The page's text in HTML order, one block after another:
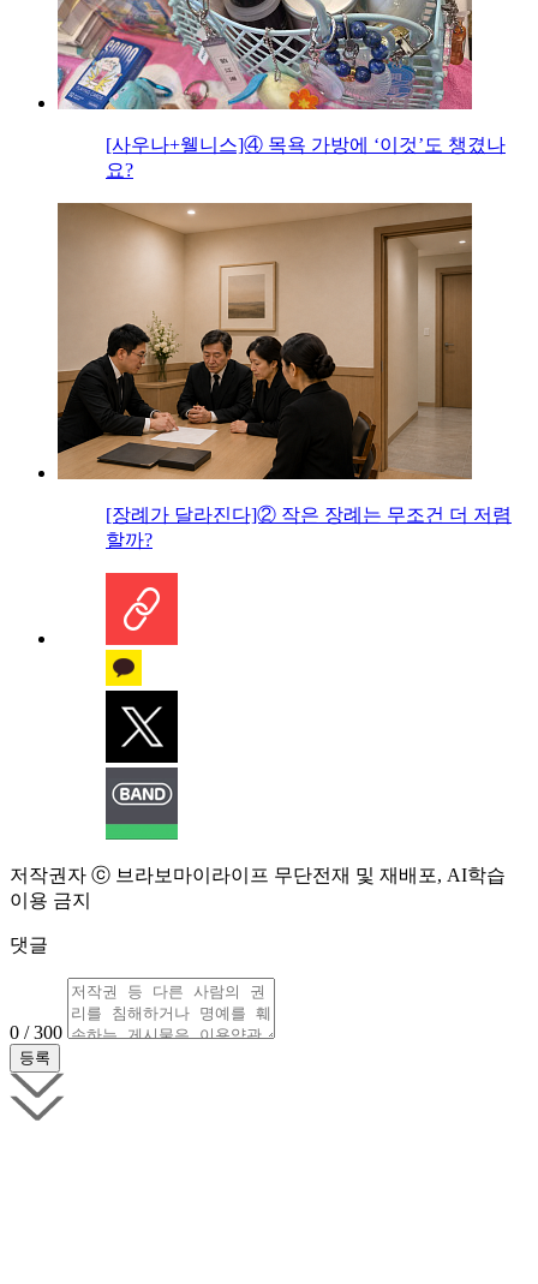
[사우나+웰니스]④ 목욕 가방에 ‘이것’도 챙겼나
요?
[장례가 달라진다]② 작은 장례는 무조건 더 저렴
할까?
저작권자 ⓒ 브라보마이라이프 무단전재 및 재배포, AI학습
이용 금지
댓글
0 / 300